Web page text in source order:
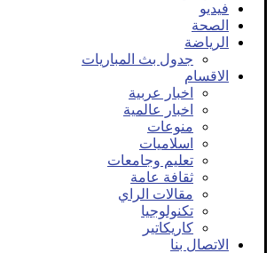
فيديو
الصحة
الرياضة
جدول بث المباريات
الاقسام
اخبار عربية
اخبار عالمية
منوعات
اسلاميات
تعليم وجامعات
ثقافة عامة
مقالات الراي
تكنولوجيا
كاريكاتير
الاتصال بنا